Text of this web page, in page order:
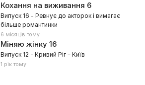
Кохання на виживання 6
Випуск 16 - Ревнує до акторок і вимагає
більше романтинки
6 місяців тому
Міняю жінку16
Випуск 12 - Кривий Ріг – Київ
1 рік тому